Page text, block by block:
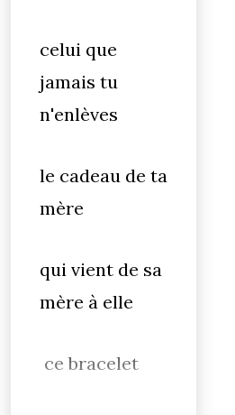
celui que
jamais tu
n'enlèves
le cadeau de ta
mère
qui vient de sa
mère à elle
ce bracelet